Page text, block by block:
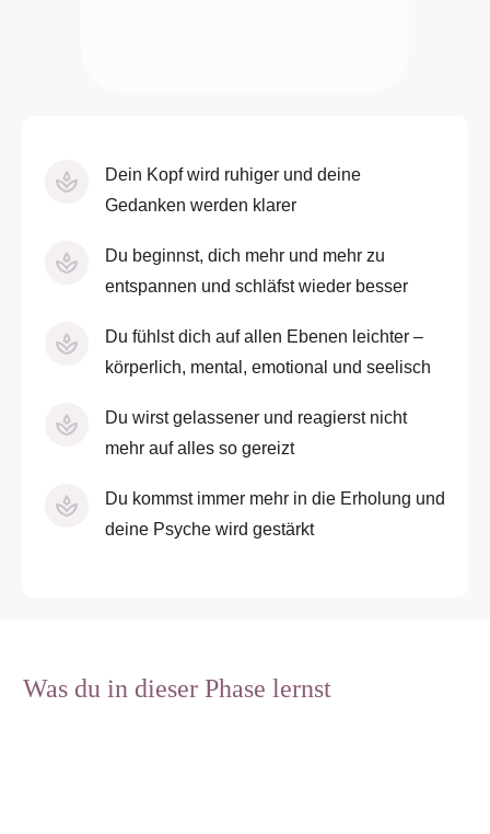
Dein Kopf wird ruhiger und deine
Gedanken werden klarer
Du beginnst, dich mehr und mehr zu
entspannen und schläfst wieder besser
Du fühlst dich auf allen Ebenen leichter –
körperlich, mental, emotional und seelisch
Du wirst gelassener und reagierst nicht
mehr auf alles so gereizt
Du kommst immer mehr in die Erholung und
deine Psyche wird gestärkt
Was du in dieser Phase lernst